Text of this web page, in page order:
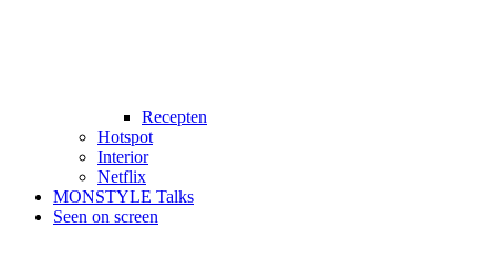
Recepten
Hotspot
Interior
Netflix
MONSTYLE Talks
Seen on screen